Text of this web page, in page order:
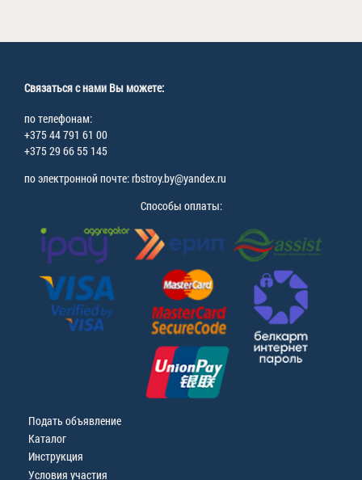
Связаться с нами Вы можете:
по телефонам:
+375 44 791 61 00
+375 29 66 55 145
по электронной почте: rbstroy.by@yandex.ru
Способы оплаты:
Подать объявление
Каталог
Инструкция
Условия участия